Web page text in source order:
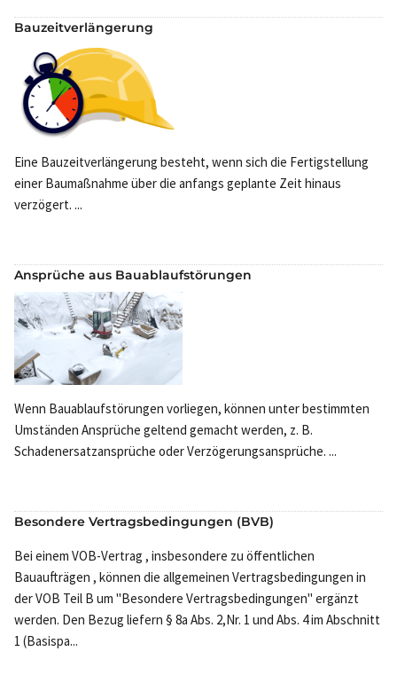
Bauzeitverlängerung
Eine Bauzeitverlängerung besteht, wenn sich die Fertigstellung
einer Baumaßnahme über die anfangs geplante Zeit hinaus
verzögert. ...
Ansprüche aus Bauablaufstörungen
Wenn Bauablaufstörungen vorliegen, können unter bestimmten
Umständen Ansprüche geltend gemacht werden, z. B.
Schadenersatzansprüche oder Verzögerungsansprüche. ...
Besondere Vertragsbedingungen (BVB)
Bei einem VOB-Vertrag , insbesondere zu öffentlichen
Bauaufträgen , können die allgemeinen Vertragsbedingungen in
der VOB Teil B um "Besondere Vertragsbedingungen" ergänzt
werden. Den Bezug liefern § 8a Abs. 2,Nr. 1 und Abs. 4 im Abschnitt
1 (Basispa...